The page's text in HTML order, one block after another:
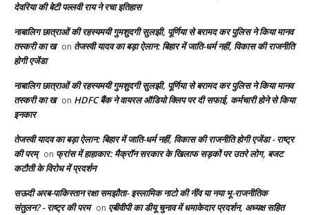
देवरिया की बेटी पल्लवी राय ने रचा इतिहास
नाबालिग छात्राओं की रहस्यमयी गुमशुदगी सुलझी, पूर्णिया से बरामद कर पुलिस ने किया मानव
तस्करी का ख on तेजस्वी यादव का बड़ा ऐलान: बिहार में जाति-धर्म नहीं, विकास की राजनीति
होगी एजेंडा
नाबालिग छात्राओं की रहस्यमयी गुमशुदगी सुलझी, पूर्णिया से बरामद कर पुलिस ने किया मानव
तस्करी का ख on HDFC बैंक ने वायरल ऑडियो क्लिप पर दी सफाई, कर्मचारी होने से किया
इनकार
तेजस्वी यादव का बड़ा ऐलान: बिहार में जाति-धर्म नहीं, विकास की राजनीति होगी एजेंडा - राष्ट्र
की परम् on फ्रांस में हाहाकार: मैक्रॉन सरकार के खिलाफ सड़कों पर उतरे लोग, बजट
कटौती के विरोध में प्रदर्शन
सऊदी अरब-पाकिस्तान रक्षा समझौता- इस्लामिक नाटो की नींव या नया भू-राजनीतिक
संतुलन? - राष्ट्र की परम on एबीवीपी का डीयू चुनाव में धमाकेदार प्रदर्शन, अध्यक्ष सहित